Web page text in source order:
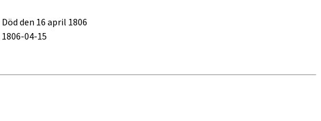
Död den 16 april 1806
1806-04-15